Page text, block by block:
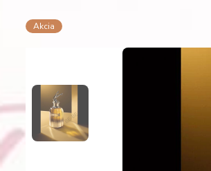
Akcia